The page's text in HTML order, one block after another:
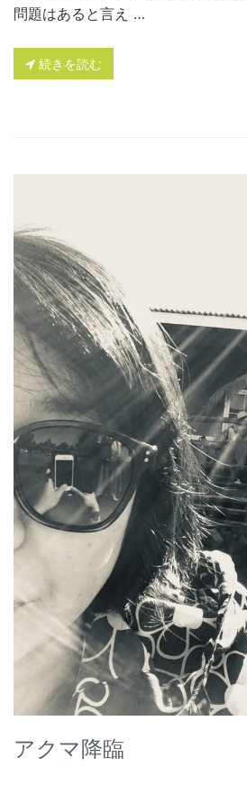
問題はあると言え …
続きを読む
アクマ降臨